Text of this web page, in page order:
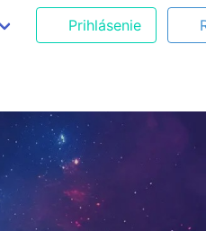
Prihlásenie